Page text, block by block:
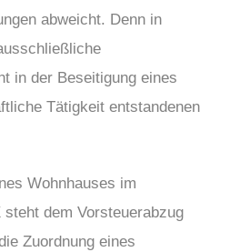
abweicht. Denn in
in der Beseitigung eines
Tätigkeit entstandenen
Wohnhauses im
dem Vorsteuerabzug
Zuordnung eines